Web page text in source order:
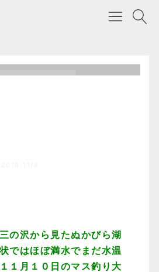
の沢から見たぬかびら湖
ではほぼ満水でまだ水温
１月１０日のマス釣り大